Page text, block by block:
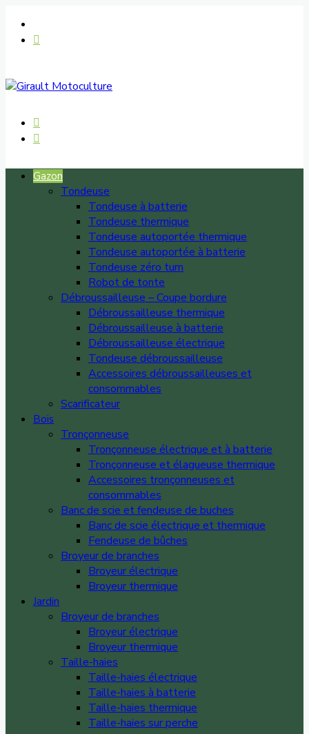
Gazon
Tondeuse
Tondeuse à batterie
Tondeuse thermique
Tondeuse autoportée thermique
Tondeuse autoportée à batterie
Tondeuse zéro turn
Robot de tonte
Débroussailleuse – Coupe bordure
Débroussailleuse thermique
Débroussailleuse à batterie
Débroussailleuse électrique
Tondeuse débroussailleuse
Accessoires débroussailleuses et
consommables
Scarificateur
Bois
Tronçonneuse
Tronçonneuse électrique et à batterie
Tronçonneuse et élagueuse thermique
Accessoires tronçonneuses et
consommables
Banc de scie et fendeuse de buches
Banc de scie électrique et thermique
Fendeuse de bûches
Broyeur de branches
Broyeur électrique
Broyeur thermique
Jardin
Broyeur de branches
Broyeur électrique
Broyeur thermique
Taille-haies
Taille-haies électrique
Taille-haies à batterie
Taille-haies thermique
Taille-haies sur perche